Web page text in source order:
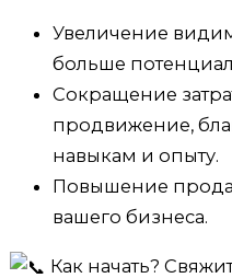
Увеличение
больше
Сокращение
продвижение,
навыкам и опыту.
Повышение
вашего бизнеса.
Как начать?